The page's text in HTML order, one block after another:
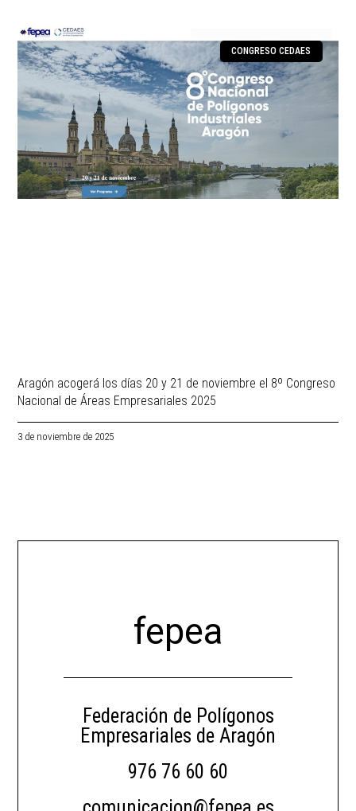
CONGRESO CEDAES
Aragón acogerá los días 20 y 21 de noviembre el 8º Congreso
Nacional de Áreas Empresariales 2025
3 de noviembre de 2025
fepea
Federación de Polígonos
Empresariales de Aragón
976 76 60 60